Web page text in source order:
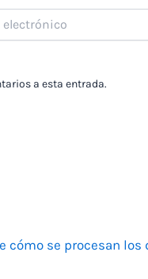
a esta entrada.
cómo se procesan